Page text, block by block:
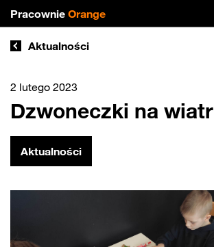
Pracownie Orange
Aktualności
2 lutego 2023
Dzwoneczki na wiatr
Aktualności